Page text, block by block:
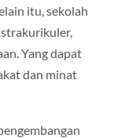
itu, sekolah
Yang dapat
dan minat